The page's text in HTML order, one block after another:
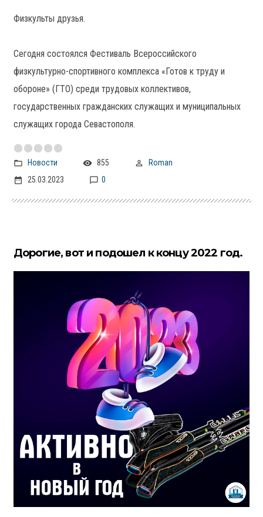
Физкульты друзья.
Сегодня состоялся Фестиваль Всероссийского
физкультурно-спортивного комплекса «Готов к труду и
обороне» (ГТО) среди трудовых коллективов,
государственных гражданских служащих и муниципальных
служащих города Севастополя.
Новости 855
Roman
25.03.2023
0
Дорогие, вот и подошел к концу 2022 год.